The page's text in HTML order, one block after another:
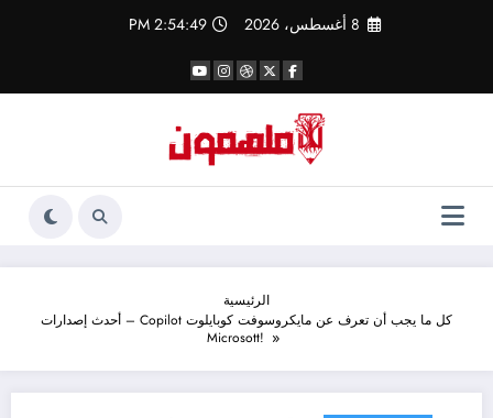
8 أغسطس، 2026 2:54:49 PM
الرئيسية
كل ما يجب أن تعرف عن مايكروسوفت كوبايلوت Copilot – أحدث إصدارات
Microsott!